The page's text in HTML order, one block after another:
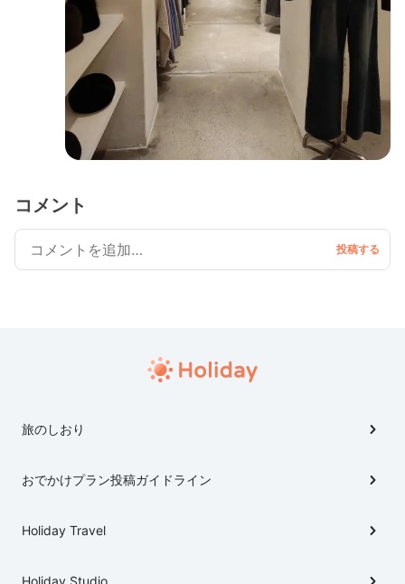
コメント
旅のしおり
おでかけプラン投稿ガイドライン
Holiday Travel
Holiday Studio